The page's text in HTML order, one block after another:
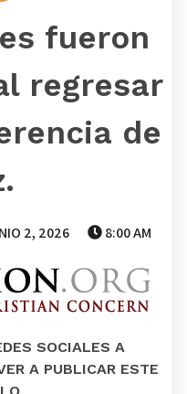
fueron
regresar
de
2, 2026 8:00 AM
SOCIALES A
A PUBLICAR ESTE